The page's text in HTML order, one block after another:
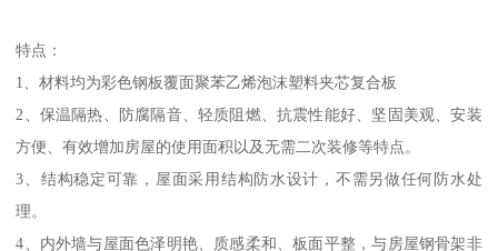
特点：
1、材料均为彩色钢板覆面聚苯乙烯泡沫塑料夹芯复合板
2、保温隔热、防腐隔音、轻质阻燃、抗震性能好、坚固美观、安装
方便、有效增加房屋的使用面积以及无需二次装修等特点。
3、结构稳定可靠，屋面采用结构防水设计，不需另做任何防水处
理。
4、内外墙与屋面色泽明艳、质感柔和、板面平整，与房屋钢骨架非